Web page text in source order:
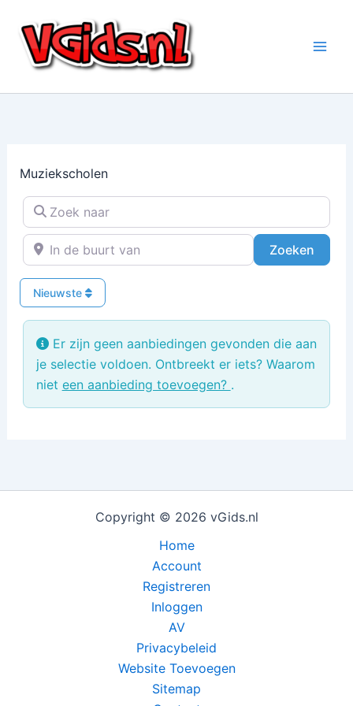
naar
inhoud
Muziekscholen
Zoek naar
In de buurt van
Zoeken
Nieuwste
Er zijn geen aanbiedingen gevonden die aan
je selectie voldoen. Ontbreekt er iets? Waarom
niet een aanbieding toevoegen? .
Copyright © 2026 vGids.nl
Home
Account
Registreren
Inloggen
AV
Privacybeleid
Website Toevoegen
Sitemap